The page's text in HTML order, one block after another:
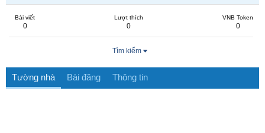
Bài viết
0
Lượt thích
0
VNB Token
0
Tìm kiếm
Tường nhà Bài đăng Thông tin